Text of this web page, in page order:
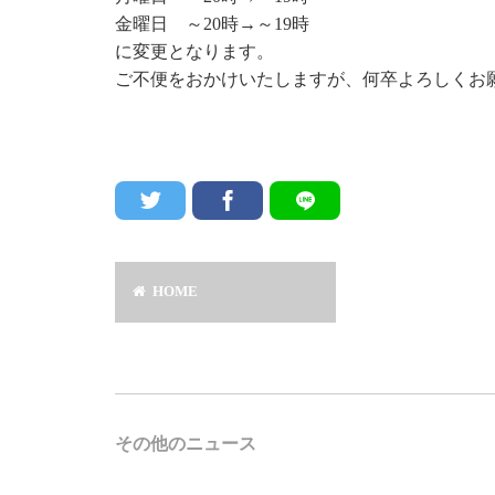
金曜日 ～20時→～19時
に変更となります。
ご不便をおかけいたしますが、何卒よろしくお
HOME
その他のニュース